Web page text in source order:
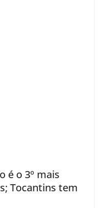
é o 3º mais
Tocantins tem